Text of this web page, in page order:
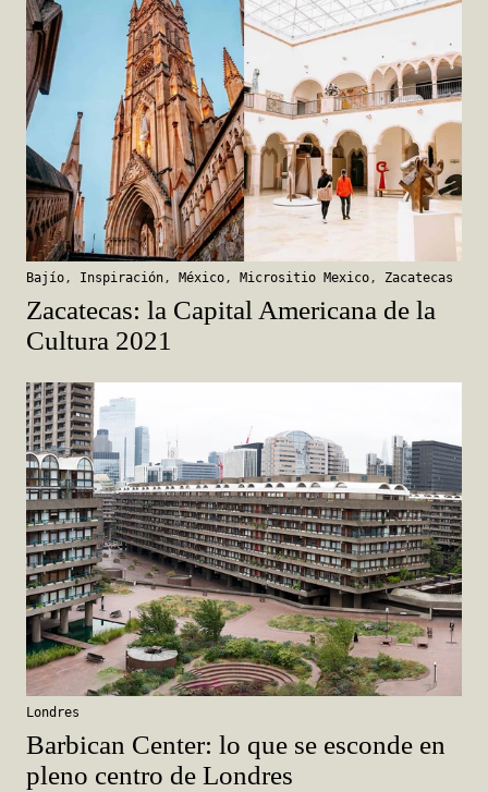
Bajío, Inspiración, México, Micrositio Mexico, Zacatecas
Zacatecas: la Capital Americana de la
Cultura 2021
Londres
Barbican Center: lo que se esconde en
pleno centro de Londres